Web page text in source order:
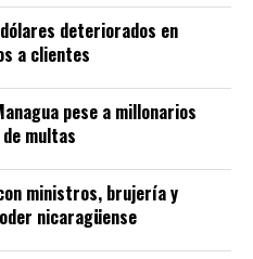
deteriorados en
a clientes
pese a millonarios
multas
ministros, brujería y
nicaragüense